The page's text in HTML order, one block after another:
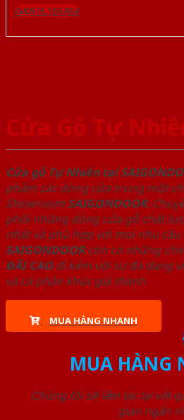
Gọi 0976.169.864
Cửa Gỗ Tự
Cửa gỗ Tự Nhiên tại
phẩm các dòng cửa trong một
Showroom SAIGONDOOR.
phối những dòng cửa gỗ chất
nhất và phù hợp với mọi nhu
SAIGONDOORcòn có những
ĐÃI CAOđi kèm với sự đa dạng
và cả phân khúc giá thành.
MUA HÀNG NHANH
MUA HÀNG
Chúng tôi sẽ liên lạc lại với
gian ngắn